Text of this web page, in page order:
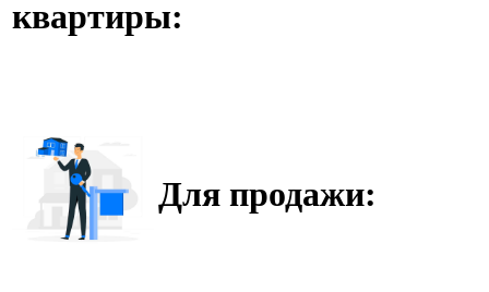
квартиры:
Для продажи: